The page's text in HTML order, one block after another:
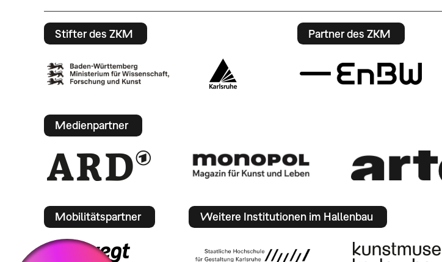
Stifter des ZKM Partner des ZKM
Medienpartner
Mobilitätspartner Weitere Institutionen im Hallenbau